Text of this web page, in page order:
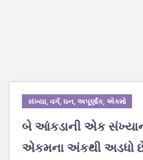
સંખ્યા, વર્ગ, ઘન, અપૂર્ણાંક, એકમો
બે આંકડાની એક
એકમના અંકથી અડધો